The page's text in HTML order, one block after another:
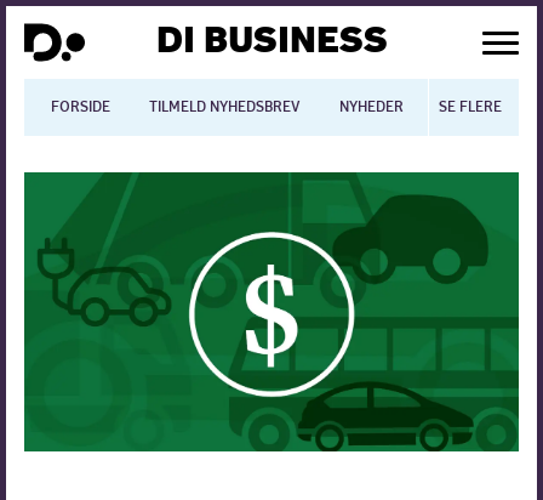
DI BUSINESS
FORSIDE TILMELD NYHEDSBREV NYHEDER BLOGS
SE FLERE
Dansk økonomi
Digitalisering
International økonomi